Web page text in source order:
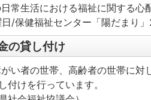
常生活における福祉に関する心
/保健福祉センター「陽だまり
の貸し付け
い者の世帯、高齢者の世帯に
付けを行っています。